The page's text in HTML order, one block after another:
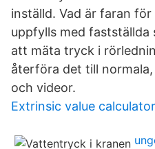
inställd. Vad är faran
uppfylls med
att mäta tryck i
återföra det till
och videor.
Extrinsic value calculator